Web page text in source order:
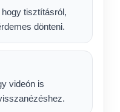
tisztításról,
dönteni.
videón is